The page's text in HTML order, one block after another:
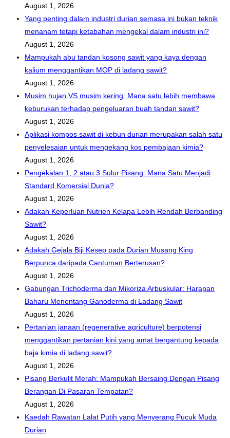
August 1, 2026
Yang penting dalam industri durian semasa ini bukan teknik
menanam tetapi ketabahan mengekal dalam industri ini?
August 1, 2026
Mampukah abu tandan kosong sawit yang kaya dengan
kalium menggantikan MOP di ladang sawit?
August 1, 2026
Musim hujan VS musim kering: Mana satu lebih membawa
keburukan terhadap pengeluaran buah tandan sawit?
August 1, 2026
Aplikasi kompos sawit di kebun durian merupakan salah satu
penyelesaian untuk mengekang kos pembajaan kimia?
August 1, 2026
Pengekalan 1, 2 atau 3 Sulur Pisang: Mana Satu Menjadi
Standard Komersial Dunia?
August 1, 2026
Adakah Keperluan Nutrien Kelapa Lebih Rendah Berbanding
Sawit?
August 1, 2026
Adakah Gejala Biji Kesep pada Durian Musang King
Berpunca daripada Cantuman Berterusan?
August 1, 2026
Gabungan Trichoderma dan Mikoriza Arbuskular: Harapan
Baharu Menentang Ganoderma di Ladang Sawit
August 1, 2026
Pertanian janaan (regenerative agriculture) berpotensi
menggantikan pertanian kini yang amat bergantung kepada
baja kimia di ladang sawit?
August 1, 2026
Pisang Berkulit Merah: Mampukah Bersaing Dengan Pisang
Berangan Di Pasaran Tempatan?
August 1, 2026
Kaedah Rawatan Lalat Putih yang Menyerang Pucuk Muda
Durian